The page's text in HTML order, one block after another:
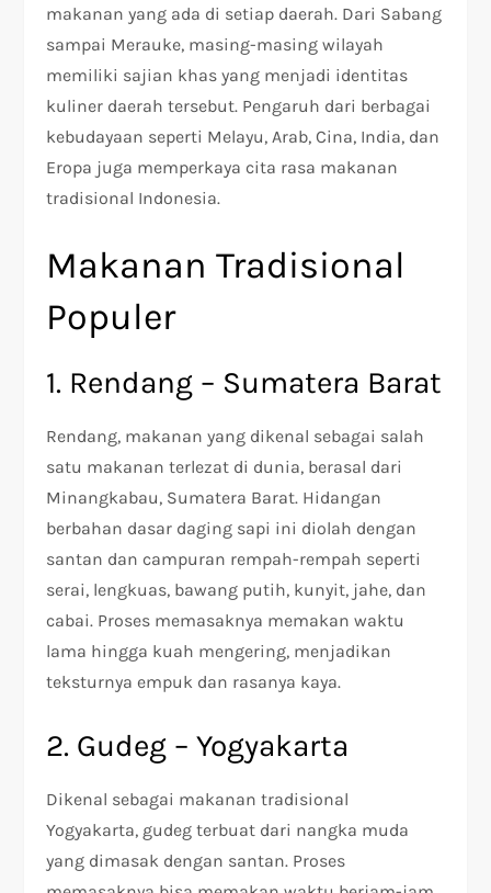
makanan yang ada di setiap daerah. Dari Sabang
sampai Merauke, masing-masing wilayah
memiliki sajian khas yang menjadi identitas
kuliner daerah tersebut. Pengaruh dari berbagai
kebudayaan seperti Melayu, Arab, Cina, India, dan
Eropa juga memperkaya cita rasa makanan
tradisional Indonesia.
Makanan Tradisional
Populer
1. Rendang – Sumatera Barat
Rendang, makanan yang dikenal sebagai salah
satu makanan terlezat di dunia, berasal dari
Minangkabau, Sumatera Barat. Hidangan
berbahan dasar daging sapi ini diolah dengan
santan dan campuran rempah-rempah seperti
serai, lengkuas, bawang putih, kunyit, jahe, dan
cabai. Proses memasaknya memakan waktu
lama hingga kuah mengering, menjadikan
teksturnya empuk dan rasanya kaya.
2. Gudeg – Yogyakarta
Dikenal sebagai makanan tradisional
Yogyakarta, gudeg terbuat dari nangka muda
yang dimasak dengan santan. Proses